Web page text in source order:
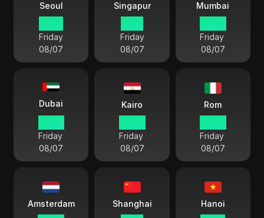
Seoul
Friday
08/07
Singapur
Friday
08/07
Mumbai
Friday
08/07
Dubai
Friday
08/07
Kairo
Friday
08/07
Rom
Friday
08/07
Amsterdam Shanghai Hanoi